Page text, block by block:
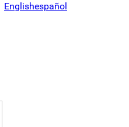
Englishespañol